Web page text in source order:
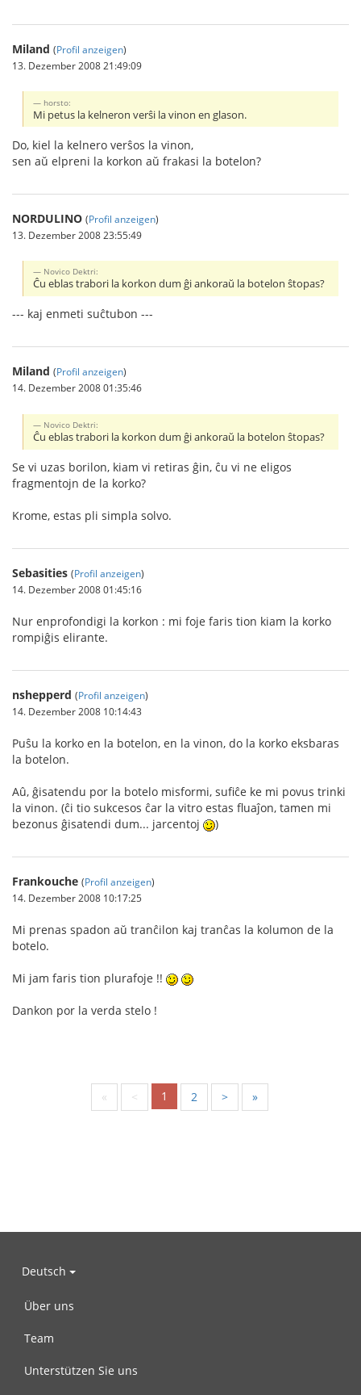
Miland (Profil anzeigen)
13. Dezember 2008 21:49:09
horsto:
Mi petus la kelneron verŝi la vinon en glason.
Do, kiel la kelnero verŝos la vinon,
sen aŭ elpreni la korkon aŭ frakasi la botelon?
NORDULINO (Profil anzeigen)
13. Dezember 2008 23:55:49
Novico Dektri:
Ĉu eblas trabori la korkon dum ĝi ankoraŭ la botelon ŝtopas?
--- kaj enmeti suĉtubon ---
Miland (Profil anzeigen)
14. Dezember 2008 01:35:46
Novico Dektri:
Ĉu eblas trabori la korkon dum ĝi ankoraŭ la botelon ŝtopas?
Se vi uzas borilon, kiam vi retiras ĝin, ĉu vi ne eligos
fragmentojn de la korko?
Krome, estas pli simpla solvo.
Sebasities (Profil anzeigen)
14. Dezember 2008 01:45:16
Nur enprofondigi la korkon : mi foje faris tion kiam la korko
rompiĝis elirante.
nshepperd (Profil anzeigen)
14. Dezember 2008 10:14:43
Puŝu la korko en la botelon, en la vinon, do la korko eksbaras
la botelon.
Aû, ĝisatendu por la botelo misformi, sufiĉe ke mi povus trinki
la vinon. (ĉi tio sukcesos ĉar la vitro estas fluaĵon, tamen mi
bezonus ĝisatendi dum... jarcentoj
)
Frankouche (Profil anzeigen)
14. Dezember 2008 10:17:25
Mi prenas spadon aŭ tranĉilon kaj tranĉas la kolumon de la
botelo.
Mi jam faris tion plurafoje !!
Dankon por la verda stelo !
« < 1 2 > »
Deutsch
Über uns
Team
Unterstützen Sie uns